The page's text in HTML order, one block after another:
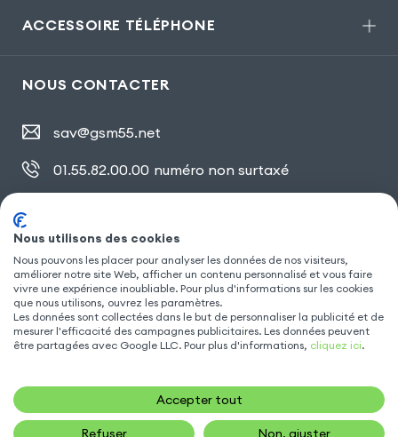
ACCESSOIRE TÉLÉPHONE
NOUS CONTACTER
sav@gsm55.net
01.55.82.00.00 numéro non surtaxé
SUIVEZ NOUS
Nous utilisons des cookies
Nous pouvons les placer pour analyser les données de nos visiteurs,
améliorer notre site Web, afficher un contenu personnalisé et vous faire
vivre une expérience inoubliable. Pour plus d'informations sur les cookies
que nous utilisons, ouvrez les paramètres.
Les données sont collectées dans le but de personnaliser la publicité et de
mesurer l'efficacité des campagnes publicitaires. Les données peuvent
être partagées avec Google LLC. Pour plus d'informations, cliquez ici.
Accepter tout
Refuser Non, ajuster